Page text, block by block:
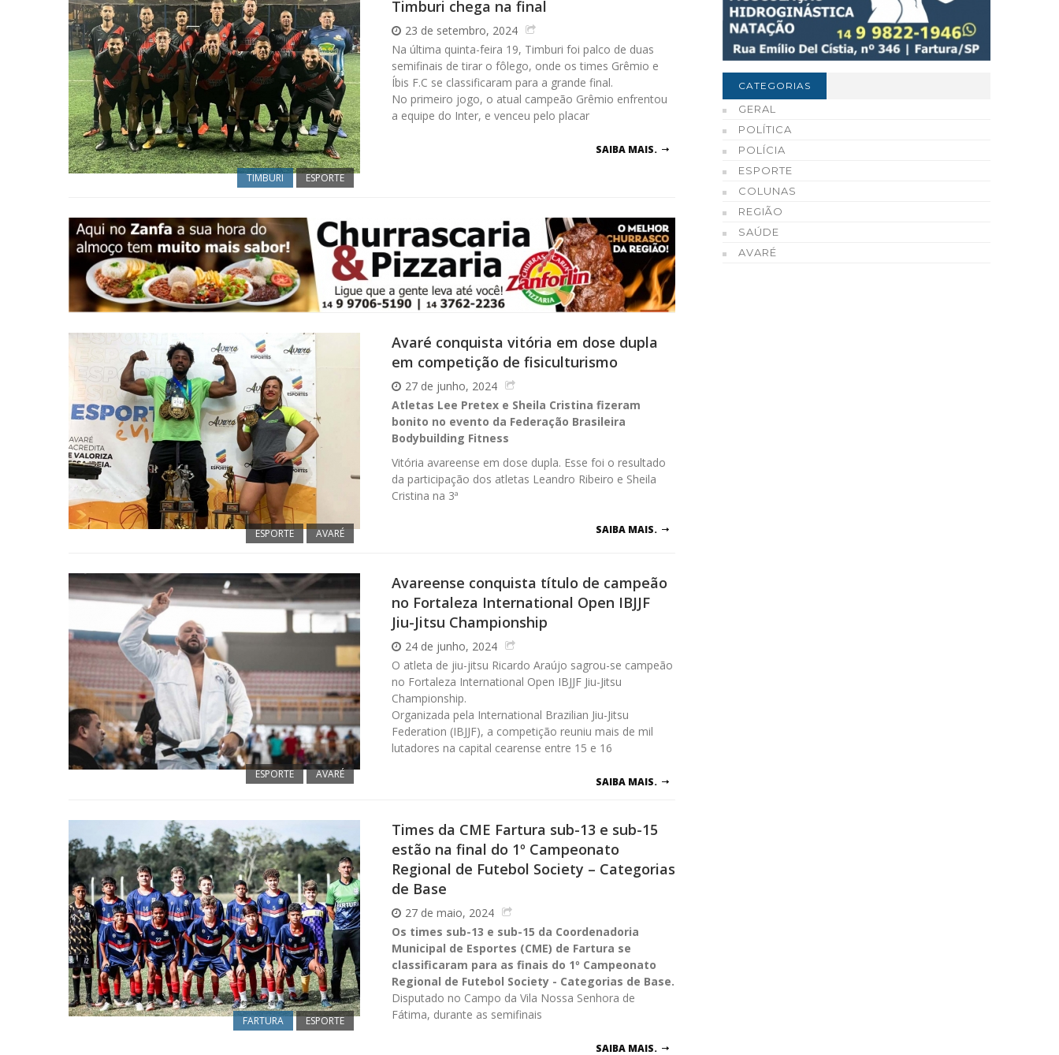
TIMBURI ESPORTE
Timburi chega na final
23 de setembro, 2024
Na última quinta-feira 19, Timburi foi palco de duas
semifinais de tirar o fôlego, onde os times Grêmio e
Íbis F.C se classificaram para a grande final.
No primeiro jogo, o atual campeão Grêmio enfrentou
a equipe do Inter, e venceu pelo placar
SAIBA MAIS.
ESPORTE AVARÉ
Avaré conquista vitória em dose dupla
em competição de fisiculturismo
27 de junho, 2024
Atletas Lee Pretex e Sheila Cristina fizeram
bonito no evento da Federação Brasileira
Bodybuilding Fitness
Vitória avareense em dose dupla. Esse foi o resultado
da participação dos atletas Leandro Ribeiro e Sheila
Cristina na 3ª
SAIBA MAIS.
ESPORTE AVARÉ
Avareense conquista título de campeão
no Fortaleza International Open IBJJF
Jiu-Jitsu Championship
24 de junho, 2024
O atleta de jiu-jitsu Ricardo Araújo sagrou-se campeão
no Fortaleza International Open IBJJF Jiu-Jitsu
Championship.
Organizada pela International Brazilian Jiu-Jitsu
Federation (IBJJF), a competição reuniu mais de mil
lutadores na capital cearense entre 15 e 16
SAIBA MAIS.
FARTURA ESPORTE
Times da CME Fartura sub-13 e sub-15
estão na final do 1º Campeonato
Regional de Futebol Society – Categorias
de Base
27 de maio, 2024
Os times sub-13 e sub-15 da Coordenadoria
Municipal de Esportes (CME) de Fartura se
classificaram para as finais do 1º Campeonato
Regional de Futebol Society - Categorias de Base.
Disputado no Campo da Vila Nossa Senhora de
Fátima, durante as semifinais
SAIBA MAIS.
CATEGORIAS
GERAL
POLÍTICA
POLÍCIA
ESPORTE
COLUNAS
REGIÃO
SAÚDE
AVARÉ